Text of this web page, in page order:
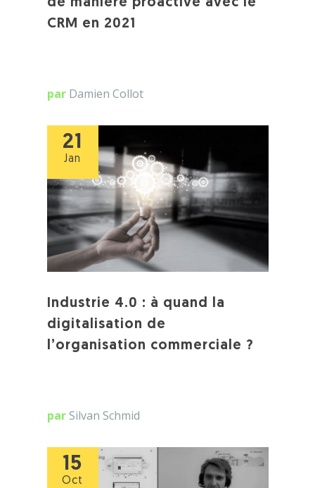
CRM en 2021
par Damien Collot
21
Jan
Industrie 4.0 : à quand la
digitalisation de
l’organisation commerciale ?
par Silvan Schmid
15
Oct